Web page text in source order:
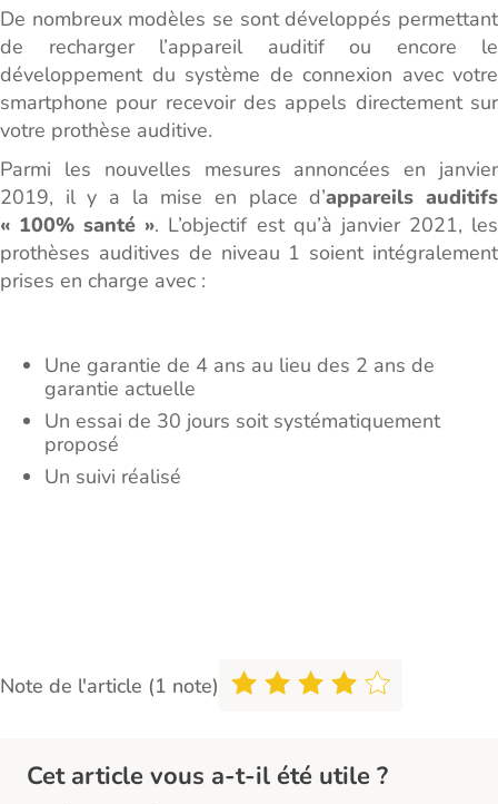
De nombreux modèles se sont développés permettant
de recharger l’appareil auditif ou encore le
développement du système de connexion avec votre
smartphone pour recevoir des appels directement sur
votre prothèse auditive.
Parmi les nouvelles mesures annoncées en janvier
2019, il y a la mise en place d’appareils auditifs
« 100% santé ». L’objectif est qu’à janvier 2021, les
prothèses auditives de niveau 1 soient intégralement
prises en charge avec :
Une garantie de 4 ans au lieu des 2 ans de
garantie actuelle
Un essai de 30 jours soit systématiquement
proposé
Un suivi réalisé
Note de l'article (1 note)
Cet article vous a-t-il été utile ?